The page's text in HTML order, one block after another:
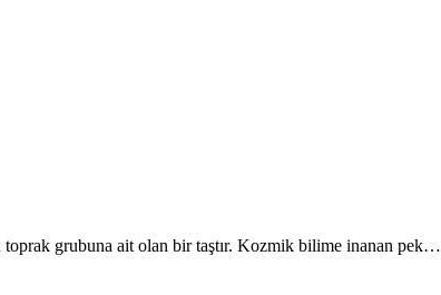
grubuna ait olan bir taştır. Kozmik bilime inanan pek…